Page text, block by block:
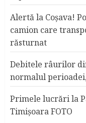
Alertă la Coşava!
camion care
răsturnat
Debitele râurilor
normalul
Primele lucrări la
Timişoara FOTO